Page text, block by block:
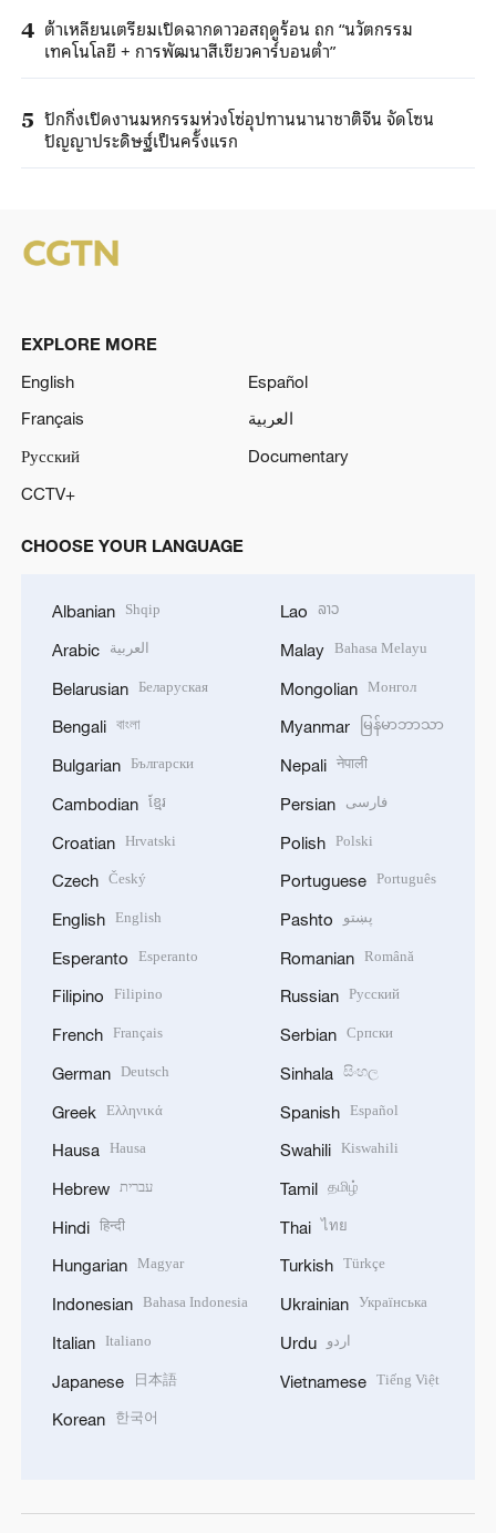
4 ต้าเหลียนเตรียมเปิดฉากดาวอสฤดูร้อน ถก “นวัตกรรม
เทคโนโลยี + การพัฒนาสีเขียวคาร์บอนต่ำ”
5 ปักกิ่งเปิดงานมหกรรมห่วงโซ่อุปทานนานาชาติจีน จัดโซน
ปัญญาประดิษฐ์เป็นครั้งแรก
EXPLORE MORE
English
Español
Français
العربية
Русский
Documentary
CCTV+
CHOOSE YOUR LANGUAGE
Albanian Shqip
Arabic العربية
Belarusian Беларуская
Bengali বাংলা
Bulgarian Български
Cambodian ខ្មែរ
Croatian Hrvatski
Czech Český
English English
Esperanto Esperanto
Filipino Filipino
French Français
German Deutsch
Greek Ελληνικά
Hausa Hausa
Hebrew עברית
Hindi हिन्दी
Hungarian Magyar
Indonesian Bahasa Indonesia
Italian Italiano
Japanese 日本語
Korean 한국어
Lao ລາວ
Malay Bahasa Melayu
Mongolian Монгол
Myanmar မြန်မာဘာသာ
Nepali नेपाली
Persian فارسی
Polish Polski
Portuguese Português
Pashto پښتو
Romanian Română
Russian Русский
Serbian Српски
Sinhala සිංහල
Spanish Español
Swahili Kiswahili
Tamil தமிழ்
Thai ไทย
Turkish Türkçe
Ukrainian Українська
Urdu اردو
Vietnamese Tiếng Việt